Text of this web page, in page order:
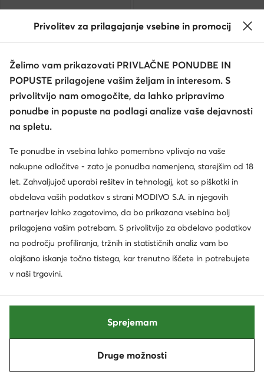
extra -10% Koda: SUMMER
Steve Madden
Superge · Svetlo bež
99,99€
extra -10% Koda: SUMMER
Novo
99,99€
Superge · Črna
Razvrsti po
Privolitev za prilagajanje vsebine in promocij
Želimo vam prikazovati PRIVLAČNE PONUDBE IN
POPUSTE prilagojene vašim željam in interesom. S
privolitvijo nam omogočite, da lahko pripravimo
ponudbe in popuste na podlagi analize vaše dejavnosti
na spletu.
Te ponudbe in vsebina lahko pomembno vplivajo na vaše
nakupne odločitve - zato je ponudba namenjena, starejšim od 18
let. Zahvaljujoč uporabi rešitev in tehnologij, kot so piškotki in
obdelava vaših podatkov s strani MODIVO S.A. in njegovih
partnerjev lahko zagotovimo, da bo prikazana vsebina bolj
prilagojena vašim potrebam. S privolitvijo za obdelavo podatkov
na področju profiliranja, tržnih in statističnih analiz vam bo
olajšano iskanje točno tistega, kar trenutno iščete in potrebujete
v naši trgovini.
Druge možnosti
Sprejemam